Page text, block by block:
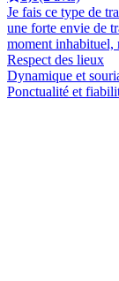
Je fais ce type de
une forte envie de
moment inhabituel,
Respect des lieux
Dynamique et
Ponctualité et